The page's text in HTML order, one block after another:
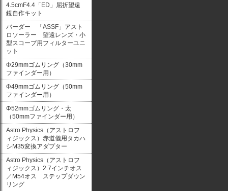
4.5cmF4.4「ED」屈折望遠
鏡自作キット
バーダー 「ASSF」アスト
ロソーラー 望遠レンズ・小
型スコープ用フィルターユニ
ット
Φ29mmゴムリング（30mm
ファインダー用）
Φ49mmゴムリング（50mm
ファインダー用）
Φ52mmゴムリング・太
（50mmファインダー用）
Astro Physics（アストロフ
ィジックス）赤道儀用タカハ
シM35変換アダプター
Astro Physics（アストロフ
ィジックス）2.7インチオス
／M54オス ステップダウン
リング